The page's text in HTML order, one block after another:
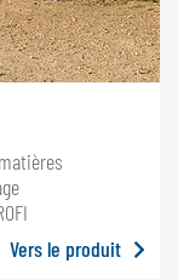
Vers le produit